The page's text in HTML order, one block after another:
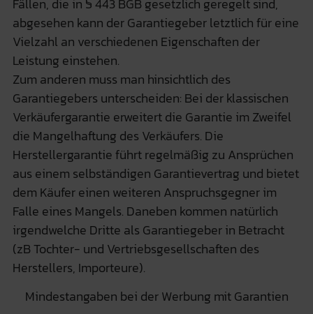
Fällen, die in § 443 BGB gesetzlich geregelt sind,
abgesehen kann der Garantiegeber letztlich für eine
Vielzahl an verschiedenen Eigenschaften der
Leistung einstehen.
Zum anderen muss man hinsichtlich des
Garantiegebers unterscheiden: Bei der klassischen
Verkäufergarantie erweitert die Garantie im Zweifel
die Mangelhaftung des Verkäufers. Die
Herstellergarantie führt regelmäßig zu Ansprüchen
aus einem selbständigen Garantievertrag und bietet
dem Käufer einen weiteren Anspruchsgegner im
Falle eines Mangels. Daneben kommen natürlich
irgendwelche Dritte als Garantiegeber in Betracht
(zB Tochter- und Vertriebsgesellschaften des
Herstellers, Importeure).
Mindestangaben bei der Werbung mit Garantien